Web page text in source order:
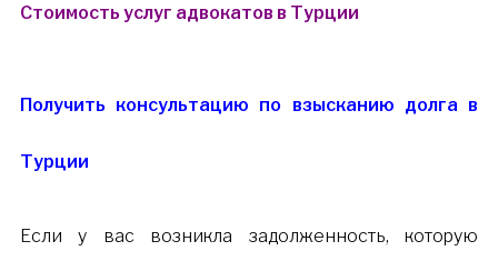
Стоимость услуг адвокатов в Турции
Получить консультацию по взысканию долга в
Турции
Если у вас возникла задолженность, которую